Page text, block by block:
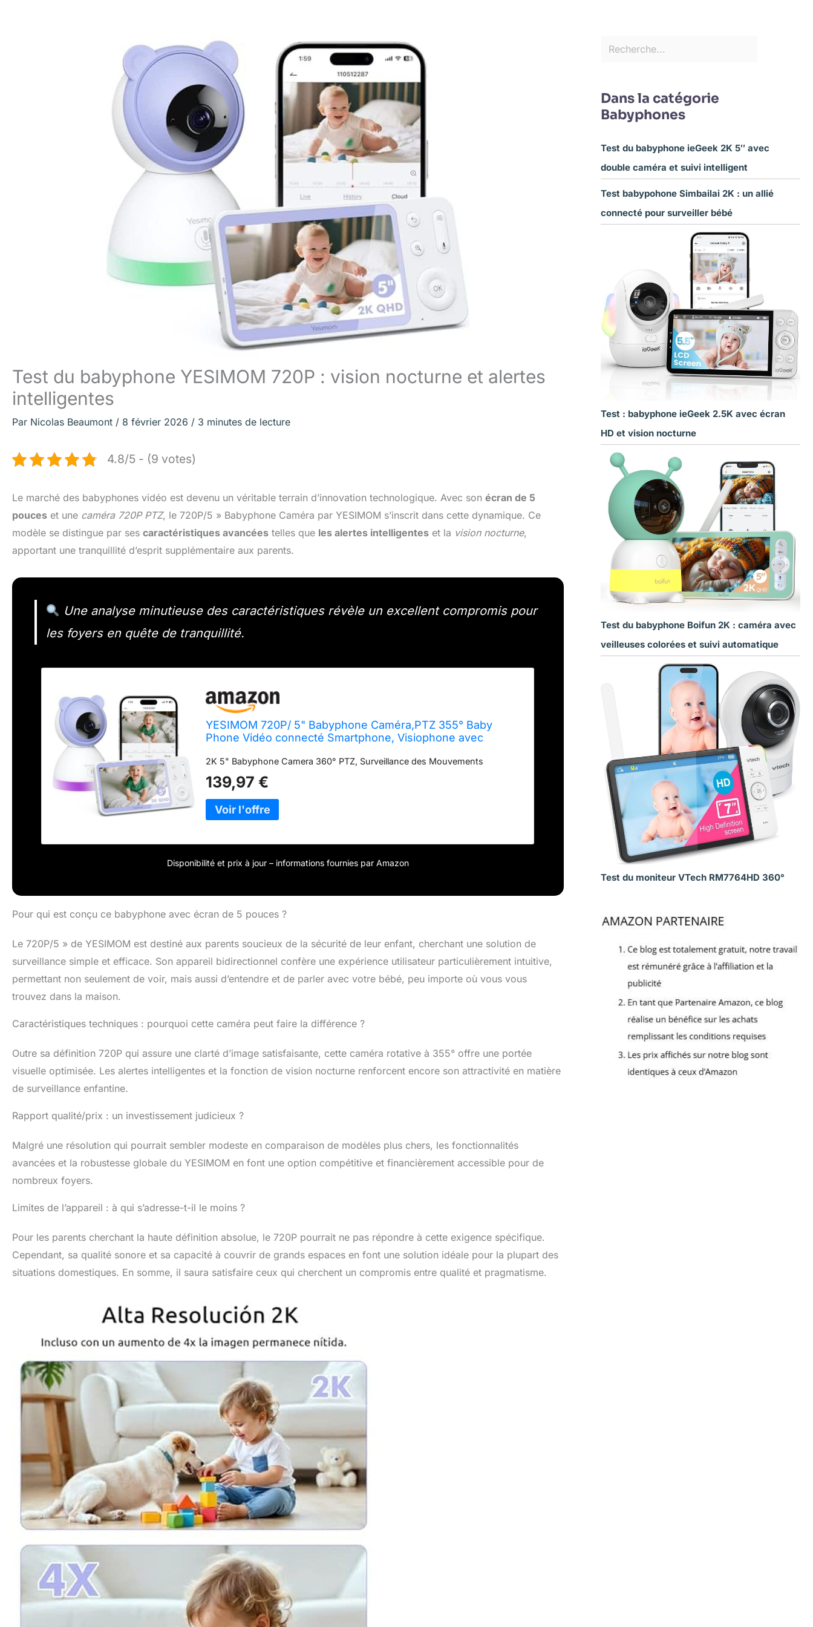
Test du babyphone YESIMOM 720P : vision nocturne et alertes
intelligentes
Par Nicolas Beaumont / 8 février 2026 / 3 minutes de lecture
4.8/5 - (9 votes)
Le marché des babyphones vidéo est devenu un véritable terrain d’innovation technologique. Avec son écran de 5
pouces et une caméra 720P PTZ, le 720P/5 » Babyphone Caméra par YESIMOM s’inscrit dans cette dynamique. Ce
modèle se distingue par ses caractéristiques avancées telles que les alertes intelligentes et la vision nocturne,
apportant une tranquillité d’esprit supplémentaire aux parents.
Une analyse minutieuse des caractéristiques révèle un excellent compromis pour
les foyers en quête de tranquillité.
YESIMOM 720P/ 5" Babyphone Caméra,PTZ 355° Baby
Phone Vidéo connecté Smartphone, Visiophone avec
2K 5" Babyphone Camera 360° PTZ, Surveillance des Mouvements
139,97 €
Disponibilité et prix à jour – informations fournies par Amazon
Pour qui est conçu ce babyphone avec écran de 5 pouces ?
Le 720P/5 » de YESIMOM est destiné aux parents soucieux de la sécurité de leur enfant, cherchant une solution de
surveillance simple et efficace. Son appareil bidirectionnel confère une expérience utilisateur particulièrement intuitive,
permettant non seulement de voir, mais aussi d’entendre et de parler avec votre bébé, peu importe où vous vous
trouvez dans la maison.
Caractéristiques techniques : pourquoi cette caméra peut faire la différence ?
Outre sa définition 720P qui assure une clarté d’image satisfaisante, cette caméra rotative à 355° offre une portée
visuelle optimisée. Les alertes intelligentes et la fonction de vision nocturne renforcent encore son attractivité en matière
de surveillance enfantine.
Rapport qualité/prix : un investissement judicieux ?
Malgré une résolution qui pourrait sembler modeste en comparaison de modèles plus chers, les fonctionnalités
avancées et la robustesse globale du YESIMOM en font une option compétitive et financièrement accessible pour de
nombreux foyers.
Limites de l’appareil : à qui s’adresse-t-il le moins ?
Pour les parents cherchant la haute définition absolue, le 720P pourrait ne pas répondre à cette exigence spécifique.
Cependant, sa qualité sonore et sa capacité à couvrir de grands espaces en font une solution idéale pour la plupart des
situations domestiques. En somme, il saura satisfaire ceux qui cherchent un compromis entre qualité et pragmatisme.
Dans la catégorie
Babyphones
Test du babyphone ieGeek 2K 5″ avec
double caméra et suivi intelligent
Test babypohone Simbailai 2K : un allié
connecté pour surveiller bébé
Test : babyphone ieGeek 2.5K avec écran
HD et vision nocturne
Test du babyphone Boifun 2K : caméra avec
veilleuses colorées et suivi automatique
Test du moniteur VTech RM7764HD 360°